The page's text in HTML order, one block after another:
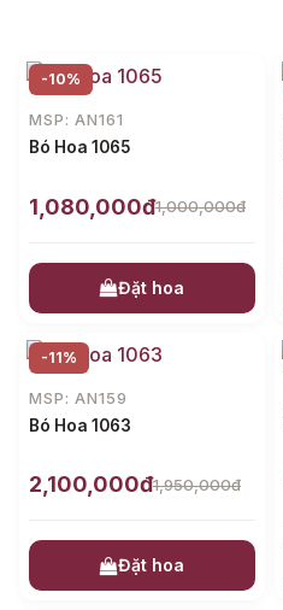
-10%
MSP: AN161
Bó Hoa 1065
1,080,000đ1,000,000đ
Đặt hoa
-11%
MSP: AN159
Bó Hoa 1063
2,100,000đ1,950,000đ
Đặt hoa